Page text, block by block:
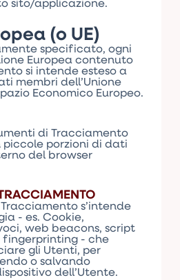
(o UE)
specificato, ogni
Europea contenuto
si intende esteso a
membri dell’Unione
Economico Europeo.
di Tracciamento
piccole porzioni di dati
del browser
s’intende
- es. Cookie,
web beacons, script
- che
gli Utenti, per
o salvando
dell’Utente.